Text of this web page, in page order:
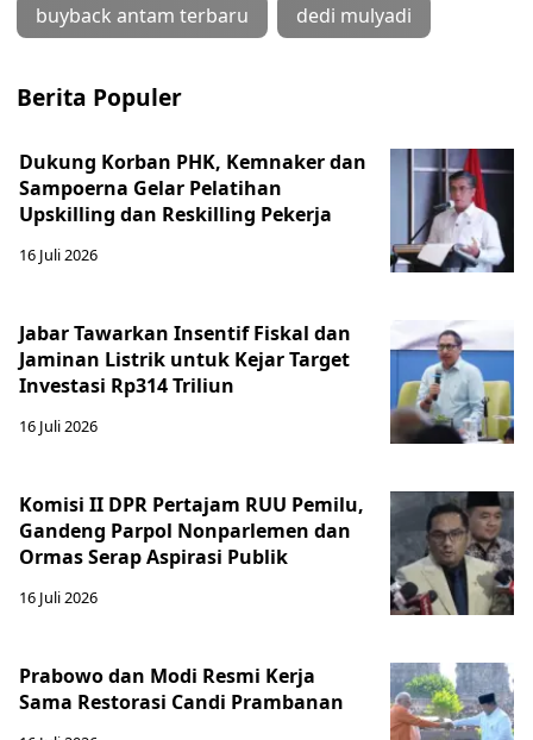
buyback antam terbaru dedi mulyadi
Berita Populer
Dukung Korban PHK, Kemnaker dan
Sampoerna Gelar Pelatihan
Upskilling dan Reskilling Pekerja
16 Juli 2026
Jabar Tawarkan Insentif Fiskal dan
Jaminan Listrik untuk Kejar Target
Investasi Rp314 Triliun
16 Juli 2026
Komisi II DPR Pertajam RUU Pemilu,
Gandeng Parpol Nonparlemen dan
Ormas Serap Aspirasi Publik
16 Juli 2026
Prabowo dan Modi Resmi Kerja
Sama Restorasi Candi Prambanan